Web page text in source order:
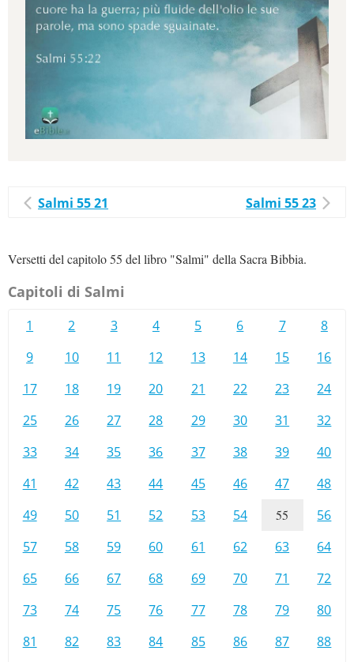
Salmi 55 21 Salmi 55 23
Versetti del capitolo 55 del libro "Salmi" della Sacra Bibbia.
Capitoli di Salmi
1 2 3 4 5 6 7
8
9
10 11 12 13 14 15
16
17
18 19 20 21 22 23
24
25
26 27 28 29 30 31
32
33
34 35 36 37 38 39
40
41
42 43 44 45 46 47
48
49
50 51 52 53 54 55
56
57
58 59 60 61 62 63
64
65
66 67 68 69 70 71
72
73
74 75 76 77 78 79
80
81
82 83 84 85 86 87
88